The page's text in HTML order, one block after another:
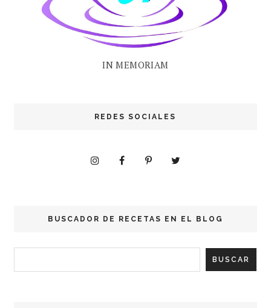
IN MEMORIAM
REDES SOCIALES
BUSCADOR DE RECETAS EN EL BLOG